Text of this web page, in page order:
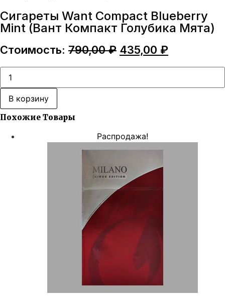
Сигареты Want Compact Blueberry
Mint (Вант Компакт Голубика Мята)
Стоимость: 790,00₽ Первоначальная
составляла
435,00 ₽
435,00 ₽.
Количество
товара
Сигареты
Want
Compact
Blueberry
Mint
Компакт
В корзину
Похожие Товары
Распродажа!